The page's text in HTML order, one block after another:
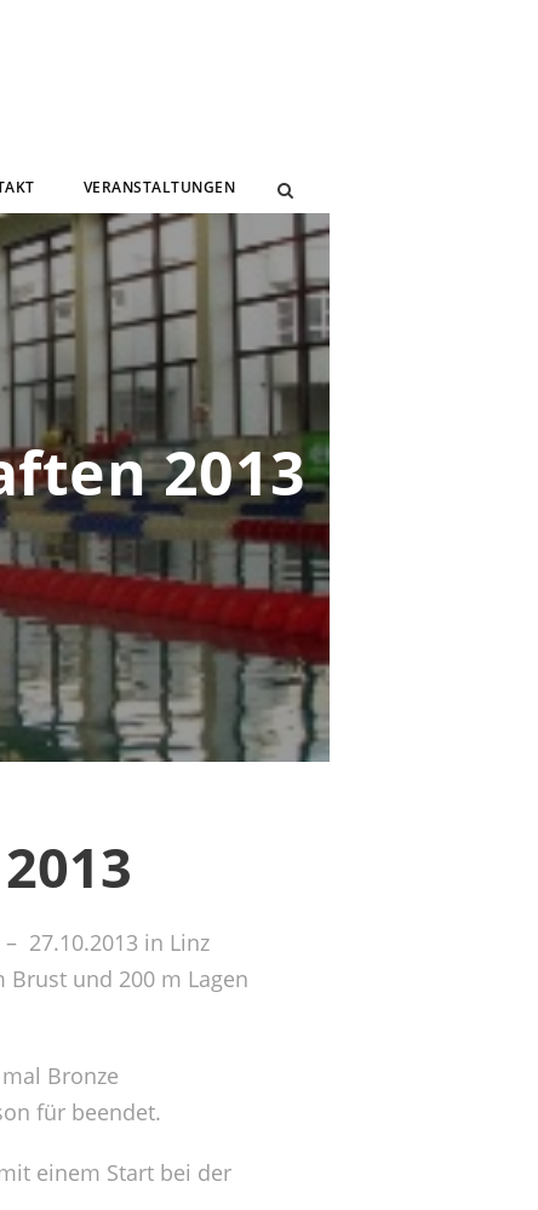
VERANSTALTUNGEN
2013
27.10.2013 in Linz
Brust und 200 m Lagen
Bronze
für beendet.
einem Start bei der